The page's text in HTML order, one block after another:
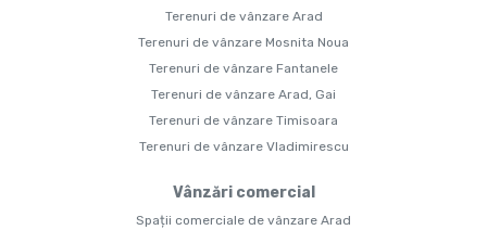
Terenuri de vânzare Arad
Terenuri de vânzare Mosnita Noua
Terenuri de vânzare Fantanele
Terenuri de vânzare Arad, Gai
Terenuri de vânzare Timisoara
Terenuri de vânzare Vladimirescu
Vânzări comercial
Spații comerciale de vânzare Arad